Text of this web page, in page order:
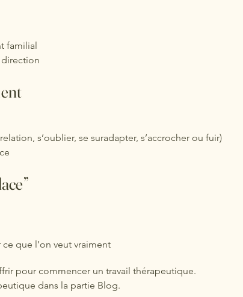
familial
s’oublier, se suradapter, s’accrocher ou fuir)
que l’on veut vraiment
pour commencer un travail thérapeutique.
dans la partie Blog.